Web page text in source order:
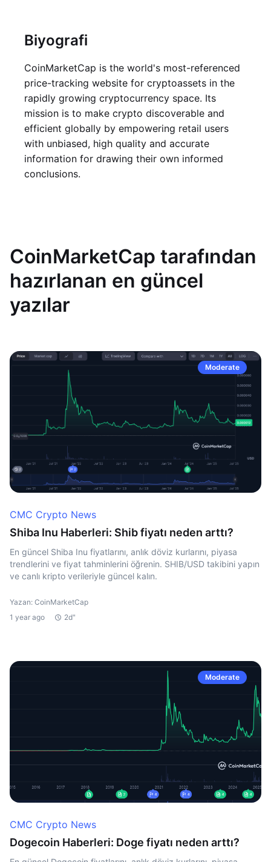
Biyografi
CoinMarketCap is the world's most-referenced
price-tracking website for cryptoassets in the
rapidly growing cryptocurrency space. Its
mission is to make crypto discoverable and
efficient globally by empowering retail users
with unbiased, high quality and accurate
information for drawing their own informed
conclusions.
CoinMarketCap tarafından
hazırlanan en güncel
yazılar
Moderate
CMC Crypto News
Shiba Inu Haberleri: Shib fiyatı neden arttı?
En güncel Shiba Inu fiyatlarını, anlık döviz kurlarını, piyasa
trendlerini ve fiyat tahminlerini öğrenin. SHIB/USD takibini yapın
ve canlı kripto verileriyle güncel kalın.
Yazan: CoinMarketCap
1 year ago
2d"
Moderate
CMC Crypto News
Dogecoin Haberleri: Doge fiyatı neden arttı?